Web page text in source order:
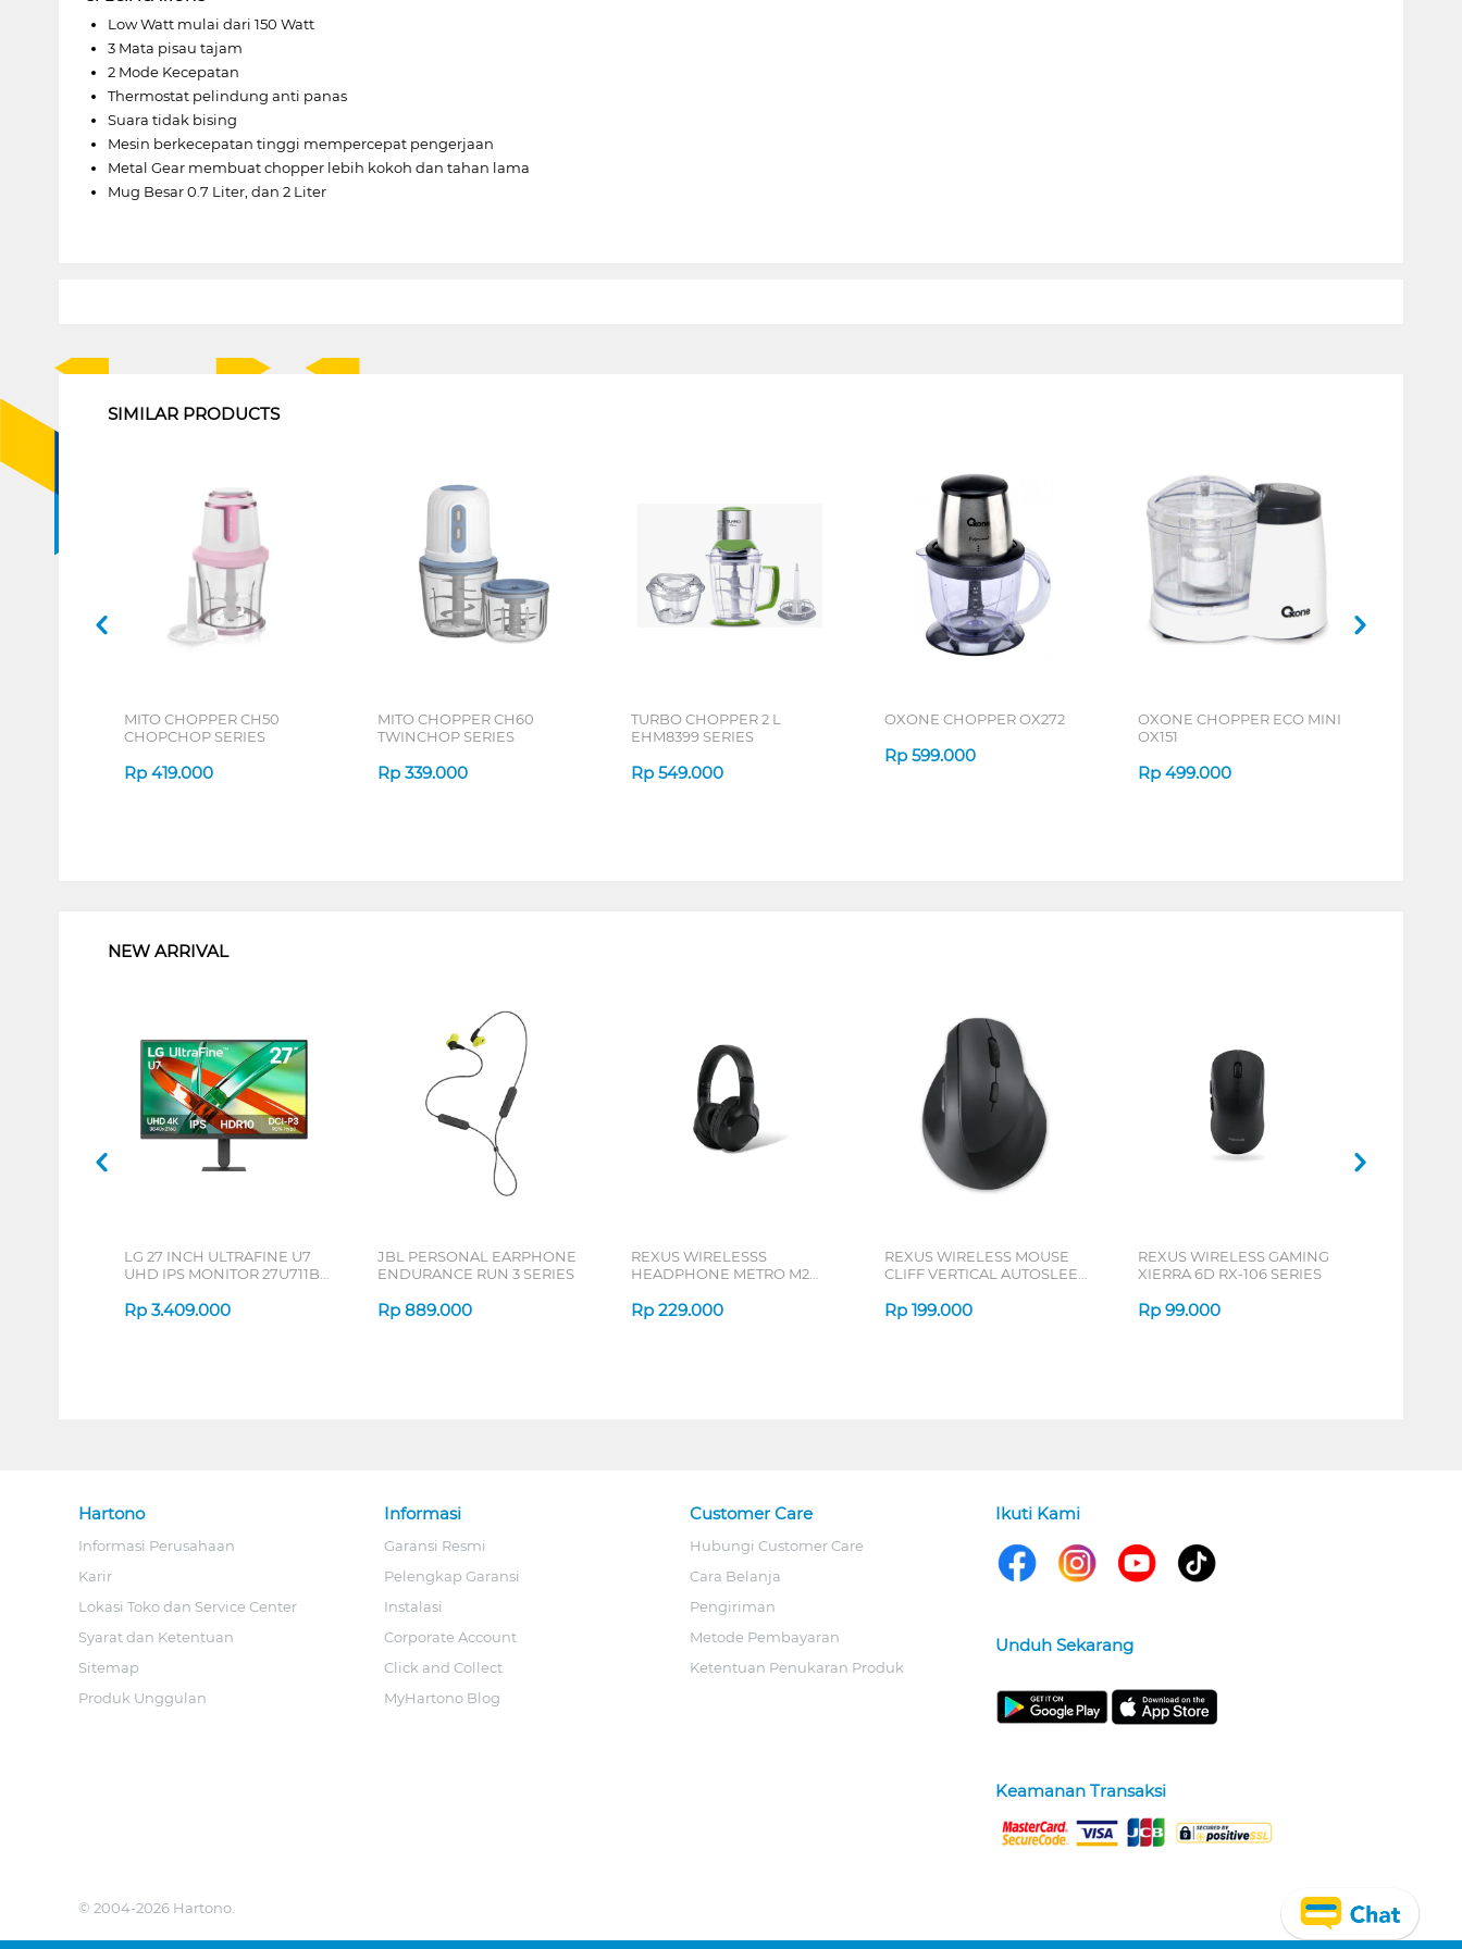
Low Watt mulai dari 150 Watt
3 Mata pisau tajam
2 Mode Kecepatan
Thermostat pelindung anti panas
Suara tidak bising
Mesin berkecepatan tinggi mempercepat pengerjaan
Metal Gear membuat chopper lebih kokoh dan tahan lama
Mug Besar 0.7 Liter, dan 2 Liter
SIMILAR PRODUCTS
MITO CHOPPER CH50
CHOPCHOP SERIES
Rp 419.000
MITO CHOPPER CH60
TWINCHOP SERIES
Rp 339.000
TURBO CHOPPER 2 L
EHM8399 SERIES
Rp 549.000
OXONE CHOPPER OX272
Rp 599.000
OXONE CHOPPER ECO MINI
OX151
Rp 499.000
NEW ARRIVAL
LG 27 INCH ULTRAFINE U7
UHD IPS MONITOR 27U711B-
Rp 3.409.000
JBL PERSONAL EARPHONE
ENDURANCE RUN 3 SERIES
Rp 889.000
REXUS WIRELESSS
HEADPHONE METRO M2
Rp 229.000
REXUS WIRELESS MOUSE
CLIFF VERTICAL AUTOSLEEP
Rp 199.000
REXUS WIRELESS GAMING
XIERRA 6D RX-106 SERIES
Rp 99.000
Hartono
Informasi Perusahaan
Karir
Lokasi Toko dan Service Center
Syarat dan Ketentuan
Sitemap
Produk Unggulan
Informasi
Garansi Resmi
Pelengkap Garansi
Instalasi
Corporate Account
Click and Collect
MyHartono Blog
Customer Care
Hubungi Customer Care
Cara Belanja
Pengiriman
Metode Pembayaran
Ketentuan Penukaran Produk
Ikuti Kami
Unduh Sekarang
Keamanan Transaksi
© 2004-2026 Hartono.